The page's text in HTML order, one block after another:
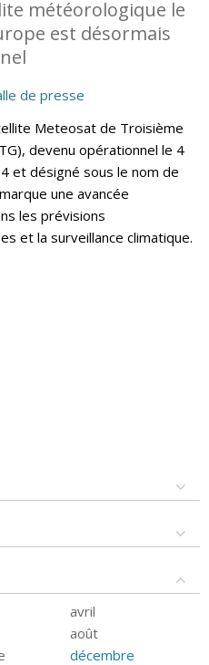
météorologique le
est désormais
de presse
Meteosat de Troisième
devenu opérationnel le 4
et désigné sous le nom de
une avancée
les prévisions
et la surveillance climatique.
avril
août
décembre